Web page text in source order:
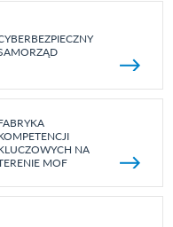
NA
MOF